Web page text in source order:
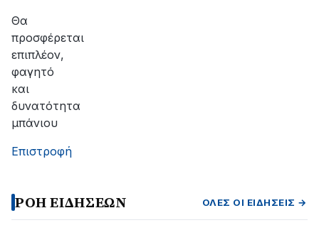
Θα
προσφέρεται
επιπλέον,
φαγητό
και
δυνατότητα
μπάνιου
Επιστροφή
ΡΟΗ ΕΙΔΗΣΕΩΝ ΌΛΕΣ ΟΙ ΕΙΔΉΣΕΙΣ →